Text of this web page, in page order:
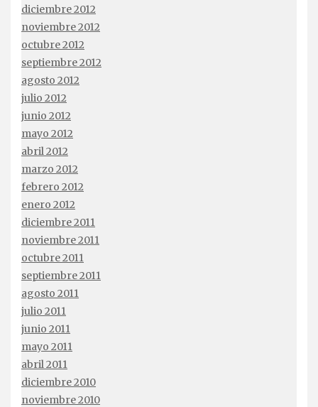
diciembre 2012
noviembre 2012
octubre 2012
septiembre 2012
agosto 2012
julio 2012
junio 2012
mayo 2012
abril 2012
marzo 2012
febrero 2012
enero 2012
diciembre 2011
noviembre 2011
octubre 2011
septiembre 2011
agosto 2011
julio 2011
junio 2011
mayo 2011
abril 2011
diciembre 2010
noviembre 2010